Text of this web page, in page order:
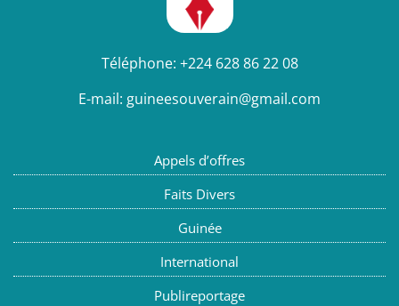
Téléphone: +224 628 86 22 08
E-mail: guineesouverain@gmail.com
Appels d’offres
Faits Divers
Guinée
International
Publireportage